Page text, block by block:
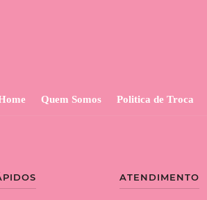
Quem Somos Politica de Troca
ATENDIMENTO